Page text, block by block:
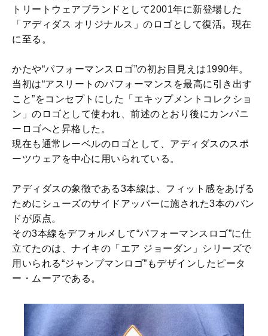
トリートウェアブランドとして2001年に新登場した
「アディダス オリジナルス」のロゴとして復活。現在
に至る。
かたや“パフォーマンスロゴ”の初お目見えは1990年。
当初は“アスリートのパフォーマンスを最高に引き出す
こと”をコンセプトにした「エキップメントコレクショ
ン」のロゴとして使われ、前述のとおり後にカンパニ
ーロゴへと昇格した。
現在も通常レーベルのロゴとして、アディダスのスポ
ーツウェアを中心に用いられている。
アディダスの象徴である3本線は、フィット感をあげる
ためにシューズのサイドアッパーに施された3本のバン
ドが原点。
その3本線をデフォルメして“パフォーマンスロゴ”に仕
立てたのは、ナイキの「エア ジョーダン」シリーズで
用いられる“ジャンプマンロゴ”もデザインしたピータ
ー・ムーアである。